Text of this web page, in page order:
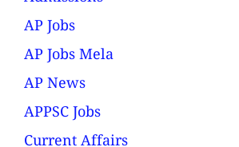
AP Jobs
AP Jobs Mela
AP News
APPSC Jobs
Current Affairs